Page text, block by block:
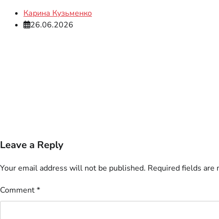
Карина Кузьменко
26.06.2026
Leave a Reply
Your email address will not be published. Required fields are
Comment*